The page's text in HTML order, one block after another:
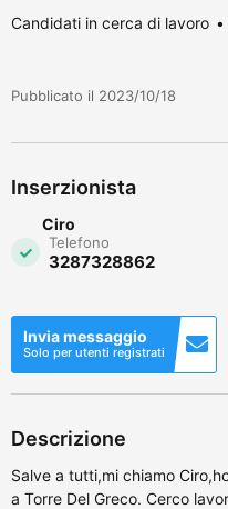
Candidati in cerca di lavoro
Pubblicato il 2023/10/18
Inserzionista
Ciro
Telefono
3287328862
Invia messaggio
Solo per utenti registrati
Descrizione
Salve a tutti,mi chiamo
a Torre Del Greco. Cerco